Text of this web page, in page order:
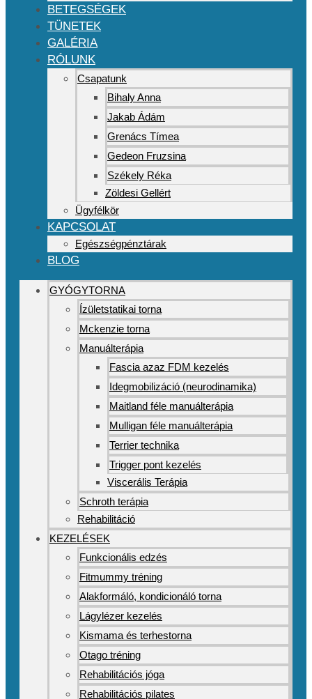
BETEGSÉGEK
TÜNETEK
GALÉRIA
RÓLUNK
Csapatunk
Bihaly Anna
Jakab Ádám
Grenács Tímea
Gedeon Fruzsina
Székely Réka
Zöldesi Gellért
Ügyfélkör
KAPCSOLAT
Egészségpénztárak
BLOG
GYÓGYTORNA
Ízületstatikai torna
Mckenzie torna
Manuálterápia
Fascia azaz FDM kezelés
Idegmobilizáció (neurodinamika)
Maitland féle manuálterápia
Mulligan féle manuálterápia
Terrier technika
Trigger pont kezelés
Viscerális Terápia
Schroth terápia
Rehabilitáció
KEZELÉSEK
Funkcionális edzés
Fitmummy tréning
Alakformáló, kondicionáló torna
Lágylézer kezelés
Kismama és terhestorna
Otago tréning
Rehabilitációs jóga
Rehabilitációs pilates